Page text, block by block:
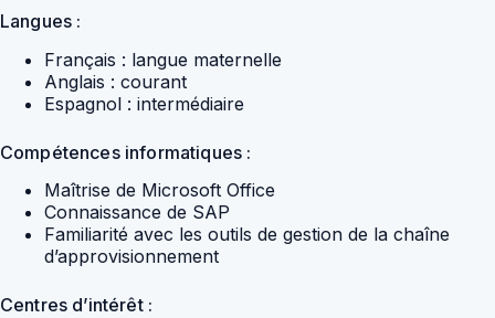
Langues :
Français : langue maternelle
Anglais : courant
Espagnol : intermédiaire
Compétences informatiques :
Maîtrise de Microsoft Office
Connaissance de SAP
Familiarité avec les outils de gestion de la chaîne
d’approvisionnement
Centres d’intérêt :